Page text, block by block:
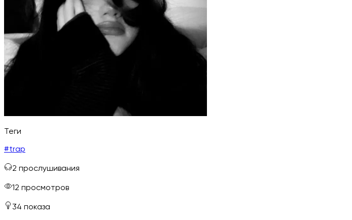
Теги
#trap
2 прослушивания
12 просмотров
34 показа